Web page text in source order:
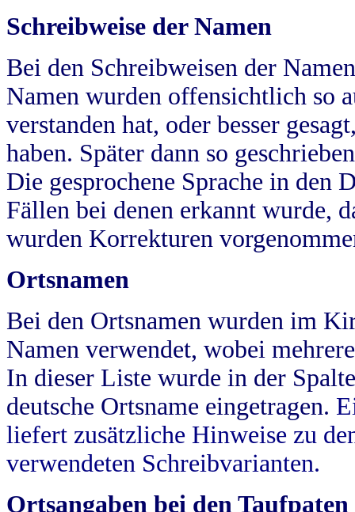
Schreibweise der Namen
Bei den Schreibweisen der
Namen wurden offensichtlich so
verstanden hat, oder besser
haben. Später dann so
Die gesprochene Sprache in
Fällen bei denen erkannt wurde,
wurden Korrekturen
Ortsnamen
Bei den Ortsnamen wurden im
Namen verwendet, wobei
In dieser Liste wurde in der
deutsche Ortsname eingetragen.
liefert zusätzliche Hinweise zu
verwendeten Schreibvarianten.
Ortsangaben bei den Taufpaten